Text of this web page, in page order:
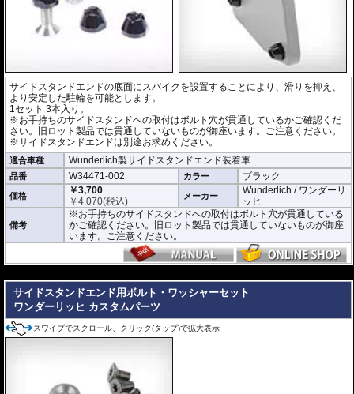
サイドスタンドエンドの底面にスパイクを設置することにより、滑りを抑え、
より安定した駐輪を可能とします。
1セット 3本入り。
※お手持ちのサイドスタンドへの取付はボルト穴が貫通しているかご確認くだ
さい。旧ロット製品では貫通していないものが御座います。ご注意ください。
※サイドスタンドエンドは別途お求めください。
適合車種 Wunderlich製サイドスタンドエンド装着車
品番 W34471-002 カラー ブラック
価格
￥3,700
￥4,070(税込) メーカー
Wunderlich / ワンダーリ
ッヒ
備考
※お手持ちのサイドスタンドへの取付はボルト穴が貫通している
かご確認ください。旧ロット製品では貫通していないものが御座
います。ご注意ください。
サイドスタンドエンド用ボルト・ワッシャーセット
ワンダーリッヒ カスタムパーツ
スワイプでスクロール、クリック(タップ)で拡大表示